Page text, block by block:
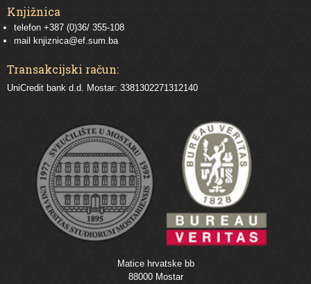
Knjižnica
telefon +387 (0)36/ 355-108
mail
knjiznica@ef.sum.ba
Transakcijski račun:
UniCredit bank d.d. Mostar: 3381302271312140
Matice hrvatske bb
88000 Mostar